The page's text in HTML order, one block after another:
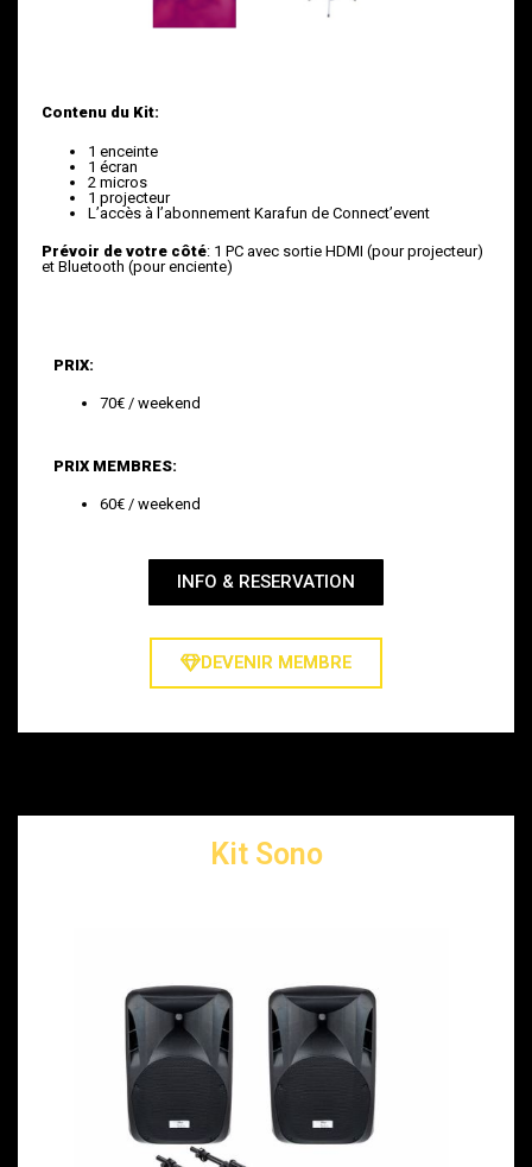
Contenu du Kit:
1 enceinte
1 écran
2 micros
1 projecteur
L’accès à l’abonnement Karafun de Connect’event
Prévoir de votre côté: 1 PC avec sortie HDMI (pour projecteur)
et Bluetooth (pour enciente)
PRIX:
70€ / weekend
PRIX MEMBRES:
60€ / weekend
INFO & RESERVATION
DEVENIR MEMBRE
Kit Sono